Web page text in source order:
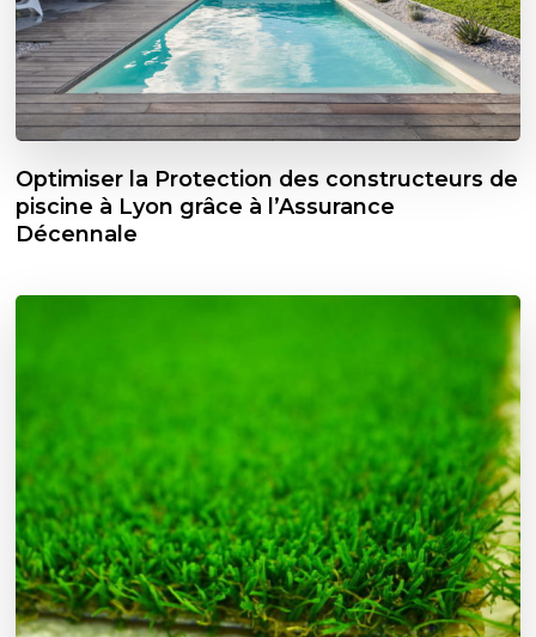
Optimiser la Protection des constructeurs de
piscine à Lyon grâce à l’Assurance
Décennale